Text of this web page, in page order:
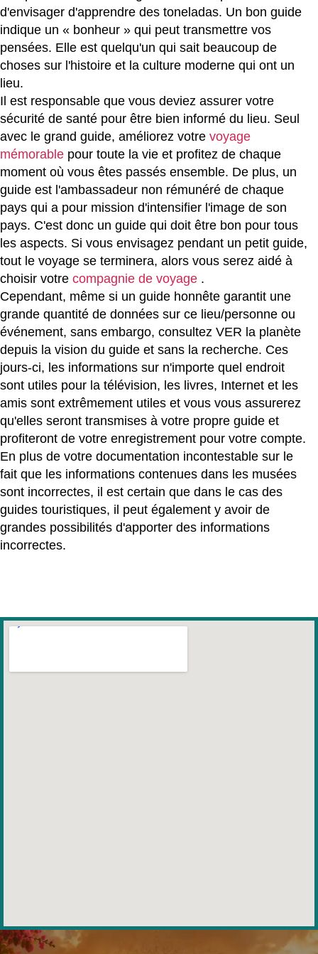
d'envisager d'apprendre des toneladas. Un bon guide
indique un « bonheur » qui peut transmettre vos
pensées. Elle est quelqu'un qui sait beaucoup de
choses sur l'histoire et la culture moderne qui ont un
lieu.
Il est responsable que vous deviez assurer votre
sécurité de santé pour être bien informé du lieu. Seul
avec le grand guide, améliorez votre voyage
mémorable pour toute la vie et profitez de chaque
moment où vous êtes passés ensemble. De plus, un
guide est l'ambassadeur non rémunéré de chaque
pays qui a pour mission d'intensifier l'image de son
pays. C'est donc un guide qui doit être bon pour tous
les aspects. Si vous envisagez pendant un petit guide,
tout le voyage se terminera, alors vous serez aidé à
choisir votre compagnie de voyage .
Cependant, même si un guide honnête garantit une
grande quantité de données sur ce lieu/personne ou
événement, sans embargo, consultez VER la planète
depuis la vision du guide et sans la recherche. Ces
jours-ci, les informations sur n'importe quel endroit
sont utiles pour la télévision, les livres, Internet et les
amis sont extrêmement utiles et vous vous assurerez
qu'elles seront transmises à votre propre guide et
profiteront de votre enregistrement pour votre compte.
En plus de votre documentation incontestable sur le
fait que les informations contenues dans les musées
sont incorrectes, il est certain que dans le cas des
guides touristiques, il peut également y avoir de
grandes possibilités d'apporter des informations
incorrectes.